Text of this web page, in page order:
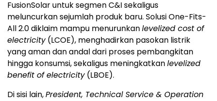
FusionSolar untuk segmen C&I sekaligus
meluncurkan sejumlah produk baru. Solusi One-Fits-
All 2.0 diklaim mampu menurunkanlevelized cost of
electricity(LCOE), menghadirkan pasokan listrik
yang aman dan andal dari proses pembangkitan
hingga konsumsi, sekaligus meningkatkanlevelized
benefit of electricity(LBOE).
Di sisi lain,President, Technical Service & Operation